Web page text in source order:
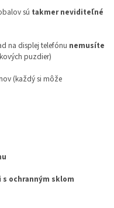
sú takmer neviditeľné
na displej telefónu nemusíte
puzdier)
(každý si môže
ochranným sklom